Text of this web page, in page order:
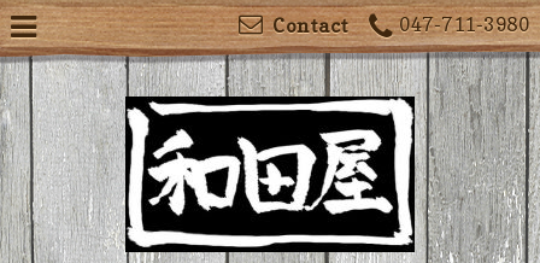
047-711-3980
Contact